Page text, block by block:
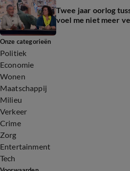
Twee jaar oorlog
voel me niet meer
Onze categorieën
Politiek
Economie
Wonen
Maatschappij
Milieu
Verkeer
Crime
Zorg
Entertainment
Tech